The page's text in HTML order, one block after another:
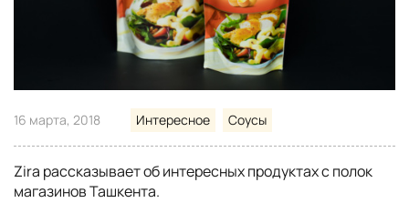
16 марта, 2018 Интересное Соусы
Zira рассказывает об интересных продуктах с полок
магазинов Ташкента.